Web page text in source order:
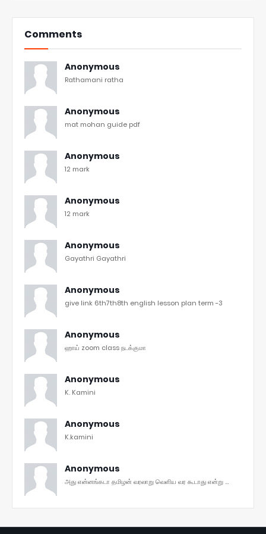
Comments
Anonymous
Rathamani ratha
Anonymous
mat mohan guide pdf
Anonymous
12 mark
Anonymous
12 mark
Anonymous
Gayathri Gayathri
Anonymous
give link 6th7th8th english lesson plan term -3
Anonymous
ஹாய் zoom class நடக்குமா
Anonymous
K. Kamini
Anonymous
K.kamini
Anonymous
அது என்னங்கடா தமிழன் வரலாறு வெளிய வர கூடாது என்று ...